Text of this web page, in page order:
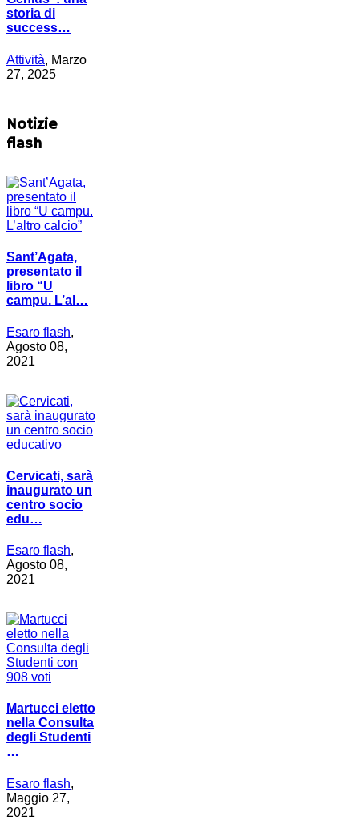
storia di
success…
Attività, Marzo
27, 2025
Notizie
flash
Sant’Agata,
presentato il
libro “U
campu. L’al…
Esaro flash,
Agosto 08,
2021
Cervicati, sarà
inaugurato un
centro socio
edu…
Esaro flash,
Agosto 08,
2021
Martucci eletto
nella Consulta
degli Studenti
…
Esaro flash,
Maggio 27,
2021